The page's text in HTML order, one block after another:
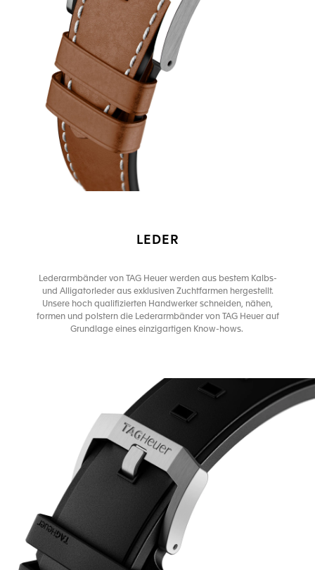
LEDER
Lederarmbänder von TAG Heuer werden aus bestem Kalbs-
und Alligatorleder aus exklusiven Zuchtfarmen hergestellt.
Unsere hoch qualifizierten Handwerker schneiden, nähen,
formen und polstern die Lederarmbänder von TAG Heuer auf
Grundlage eines einzigartigen Know-hows.